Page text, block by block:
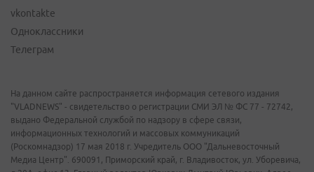
vkontakte
Одноклассники
Телеграм
На данном сайте распространяется информация сетевого издания
"VLADNEWS" - свидетельство о регистрации СМИ ЭЛ № ФС 77 - 72742,
выдано Федеральной службой по надзору в сфере связи,
информационных технологий и массовых коммуникаций
(Роскомнадзор) 17 мая 2018 г. Учредитель ООО "Дальневосточный
Медиа Центр". 690091, Приморский край, г. Владивосток, ул. Уборевича,